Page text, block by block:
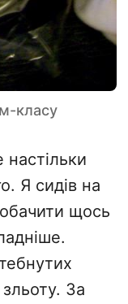
класу
Я сидів на
щось
За